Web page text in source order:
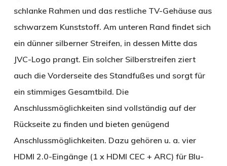
schlanke Rahmen und das restliche TV-Gehäuse aus
schwarzem Kunststoff. Am unteren Rand findet sich
ein dünner silberner Streifen, in dessen Mitte das
JVC-Logo prangt. Ein solcher Silberstreifen ziert
auch die Vorderseite des Standfußes und sorgt für
ein stimmiges Gesamtbild. Die
Anschlussmöglichkeiten sind vollständig auf der
Rückseite zu finden und bieten genügend
Anschlussmöglichkeiten. Dazu gehören u. a. vier
HDMI 2.0-Eingänge (1 x HDMI CEC + ARC) für Blu-